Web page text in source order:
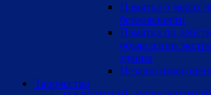
Памятка о мерах
безопасности
Памятка по
объявлении
здания
Независимая
Творчество